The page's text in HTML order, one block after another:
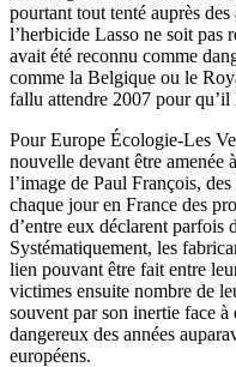
pourtant tout tenté auprès
l’herbicide Lasso ne soit pas
avait été reconnu comme
comme la Belgique ou le
fallu attendre 2007 pour
Pour Europe Écologie-Les
nouvelle devant être amenée
l’image de Paul François,
chaque jour en France des
d’entre eux déclarent parfois
Systématiquement, les
lien pouvant être fait entre
victimes ensuite nombre de
souvent par son inertie face
dangereux des années
européens.